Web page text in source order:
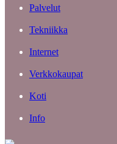
Palvelut
Tekniikka
Internet
Verkkokaupat
Koti
Info